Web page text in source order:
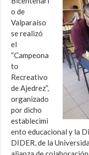
o de
Valparaíso
se realizó
el
“Campeona
to
Recreativo
de Ajedrez”,
organizado
por dicho
establecimi
ento educacional y la
DIDER, de la